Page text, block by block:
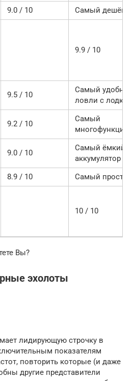
9.0 / 10
Самый
9.9 / 10
9.5 / 10
Самый
ловли с лодки
9.2 / 10
Самый
9.0 / 10
Самый ёмкий
аккумулятор
8.9 / 10
Самый простой
10 / 10
Вы?
эхолоты
лидирующую строчку в
показателям
повторить которые (и даже
другие представители